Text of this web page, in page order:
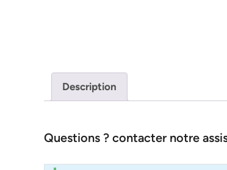
Description
Questions ? contacter notre